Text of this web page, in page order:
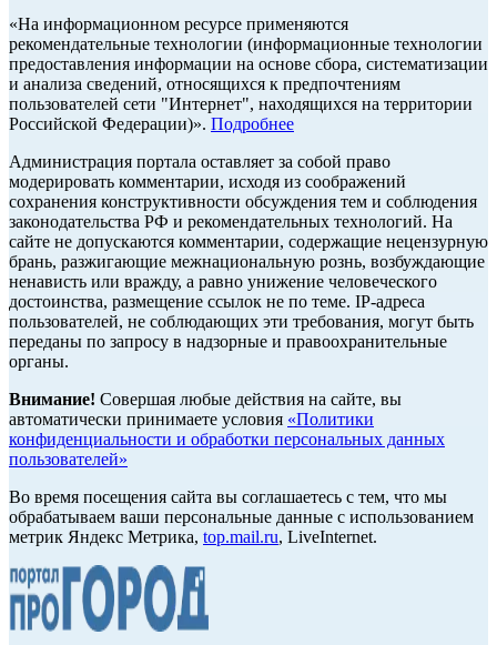
«На информационном ресурсе применяются
рекомендательные технологии (информационные технологии
предоставления информации на основе сбора, систематизации
и анализа сведений, относящихся к предпочтениям
пользователей сети "Интернет", находящихся на территории
Российской Федерации)». Подробнее
Администрация портала оставляет за собой право
модерировать комментарии, исходя из соображений
сохранения конструктивности обсуждения тем и соблюдения
законодательства РФ и рекомендательных технологий. На
сайте не допускаются комментарии, содержащие нецензурную
брань, разжигающие межнациональную рознь, возбуждающие
ненависть или вражду, а равно унижение человеческого
достоинства, размещение ссылок не по теме. IP-адреса
пользователей, не соблюдающих эти требования, могут быть
переданы по запросу в надзорные и правоохранительные
органы.
Внимание! Совершая любые действия на сайте, вы
автоматически принимаете условия «Политики
конфиденциальности и обработки персональных данных
пользователей»
Во время посещения сайта вы соглашаетесь с тем, что мы
обрабатываем ваши персональные данные с использованием
метрик Яндекс Метрика, top.mail.ru, LiveInternet.